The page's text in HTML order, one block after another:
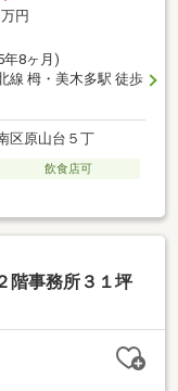
円
年8ヶ月)
線 栂・美木多駅 徒歩
区原山台５丁
飲食店可
階事務所３１坪